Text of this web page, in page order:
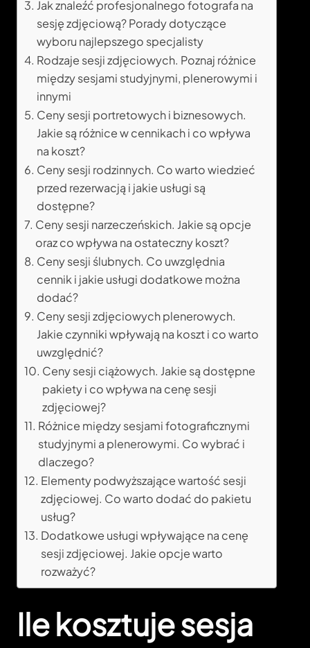
Jak znaleźć profesjonalnego fotografa na
sesję zdjęciową? Porady dotyczące
wyboru najlepszego specjalisty
Rodzaje sesji zdjęciowych. Poznaj różnice
między sesjami studyjnymi, plenerowymi i
innymi
Ceny sesji portretowych i biznesowych.
Jakie są różnice w cennikach i co wpływa
na koszt?
Ceny sesji rodzinnych. Co warto wiedzieć
przed rezerwacją i jakie usługi są
dostępne?
Ceny sesji narzeczeńskich. Jakie są opcje
oraz co wpływa na ostateczny koszt?
Ceny sesji ślubnych. Co uwzględnia
cennik i jakie usługi dodatkowe można
dodać?
Ceny sesji zdjęciowych plenerowych.
Jakie czynniki wpływają na koszt i co warto
uwzględnić?
Ceny sesji ciążowych. Jakie są dostępne
pakiety i co wpływa na cenę sesji
zdjęciowej?
Różnice między sesjami fotograficznymi
studyjnymi a plenerowymi. Co wybrać i
dlaczego?
Elementy podwyższające wartość sesji
zdjęciowej. Co warto dodać do pakietu
usług?
Dodatkowe usługi wpływające na cenę
sesji zdjęciowej. Jakie opcje warto
rozważyć?
Ile kosztuje sesja